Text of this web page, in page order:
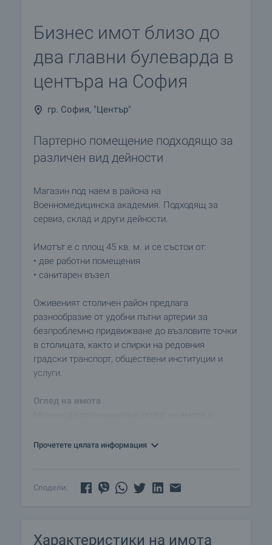
Бизнес имот близо до
два главни булеварда в
центъра на София
гр. София, "Център"
Партерно помещение подходящо за
различен вид дейности
Магазин под наем в района на
Военномедицинска академия. Подходящ за
сервиз, склад и други дейности.
Имотът е с площ 45 кв. м. и се състои от:
• две работни помещения
• санитарен възел
Оживеният столичен район предлага
разнообразие от удобни пътни артерии за
безпроблемно придвижване до възловите точки
в столицата, както и спирки на редовния
градски транспорт, обществени институции и
услуги.
Оглед на имота
отговорния за офертата брокер и му кажете
Наемане на имота
предоставим за одобрение и подпис от двете
Прочетете цялата информация
Сподели:
Характеристики на имота